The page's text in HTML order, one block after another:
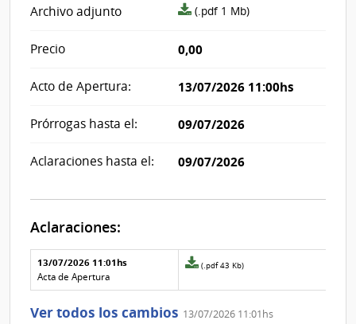
Archivo adjunto
archivo
(.pdf 1 Mb)
Precio 0,00
Acto de Apertura: 13/07/2026 11:00hs
Prórrogas hasta el: 09/07/2026
Aclaraciones hasta el: 09/07/2026
Aclaraciones:
Aclaraciones del llamado
Fecha y
texto de
la
Archivo
de la
13/07/2026 11:01hs
Acta de Apertura
Archivo
de
aclaración
(.pdf 43 Kb)
Ver todos los cambios 13/07/2026 11:01hs